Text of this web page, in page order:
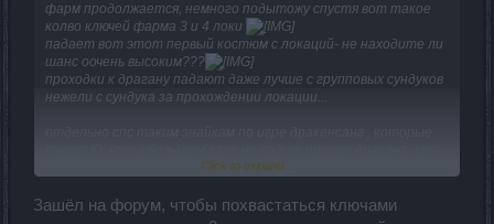
фарм продолжается, немного подытожу спустя вот такое
колво ключей фарма 3 и 4 локи
падает вот этот первый костюм с локаций- не находите ли
шанс оочень высоким???
проходки к драгану падают даже лучше с групповых сундуков
нежели с сундука за прохождении локации...
читая ваши тупые комменты , поднимаю себе настроение)))
Click to expand...
Зашёл на форум, чтобы похвастаться ключами